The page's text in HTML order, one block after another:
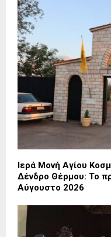
Ιερά Μονή Αγίου
Δένδρο Θέρμου: Το
Αύγουστο 2026